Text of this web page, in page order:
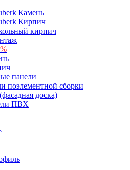
Камень
Кирпич
кирпич
панели
поэлементной сборки
доска)
ПВХ